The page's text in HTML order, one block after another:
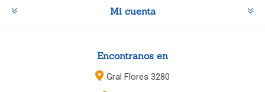
Mi cuenta
Encontranos en
Gral Flores 3280